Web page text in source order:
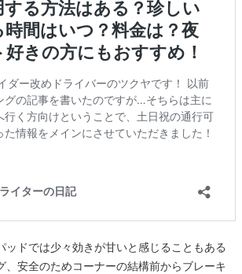
ッドでは少々効きが甘いと感じることもある
、安全のためコーナーの結構前からブレーキ